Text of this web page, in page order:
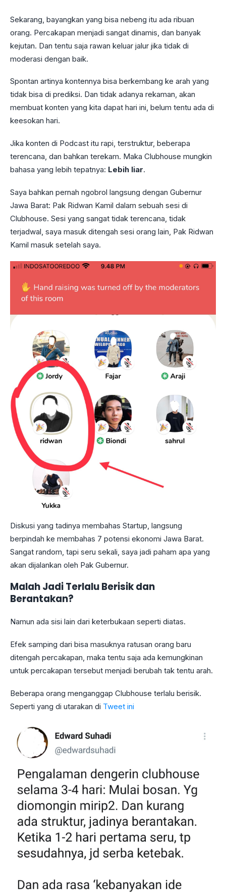
Sekarang, bayangkan yang bisa nebeng itu ada ribuan
orang. Percakapan menjadi sangat dinamis, dan banyak
kejutan. Dan tentu saja rawan keluar jalur jika tidak di
moderasi dengan baik.
Spontan artinya kontennya bisa berkembang ke arah yang
tidak bisa di prediksi. Dan tidak adanya rekaman, akan
membuat konten yang kita dapat hari ini, belum tentu ada di
keesokan hari.
Jika konten di Podcast itu rapi, terstruktur, beberapa
terencana, dan bahkan terekam. Maka Clubhouse mungkin
bahasa yang lebih tepatnya: Lebih liar.
Saya bahkan pernah ngobrol langsung dengan Gubernur
Jawa Barat: Pak Ridwan Kamil dalam sebuah sesi di
Clubhouse. Sesi yang sangat tidak terencana, tidak
terjadwal, saya masuk ditengah sesi orang lain, Pak Ridwan
Kamil masuk setelah saya.
Diskusi yang tadinya membahas Startup, langsung
berpindah ke membahas 7 potensi ekonomi Jawa Barat.
Sangat random, tapi seru sekali, saya jadi paham apa yang
akan dijalankan oleh Pak Gubernur.
Malah Jadi Terlalu Berisik dan
Berantakan?
Namun ada sisi lain dari keterbukaan seperti diatas.
Efek samping dari bisa masuknya ratusan orang baru
ditengah percakapan, maka tentu saja ada kemungkinan
untuk percakapan tersebut menjadi berubah tak tentu arah.
Beberapa orang menganggap Clubhouse terlalu berisik.
Seperti yang di utarakan di Tweet ini